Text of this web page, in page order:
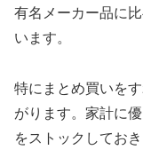
有名メーカー品に
います。
特にまとめ買いを
がります。家計に
をストックしてお